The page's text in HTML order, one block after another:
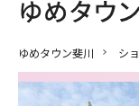
ゆめタウン斐川 シ